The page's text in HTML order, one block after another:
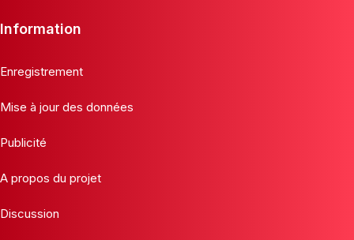
Information
Enregistrement
Mise à jour des données
Publicité
A propos du projet
Discussion